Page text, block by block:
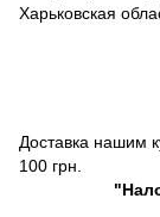
Харьковская
Доставка нашим
100 грн.
"